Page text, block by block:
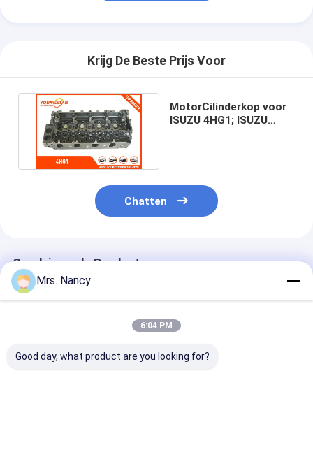
auto turbolader
De Pomp van de autoleiding
Automobiele Motoronderdelen
motorklepknop
Krijg De Beste Prijs Voor
MotorCilinderkop voor
ISUZU 4HG1; ISUZU
Chatten
Geadviseerde Producten
Mrs. Nancy
6:04 PM
Good day, what product are you looking for?